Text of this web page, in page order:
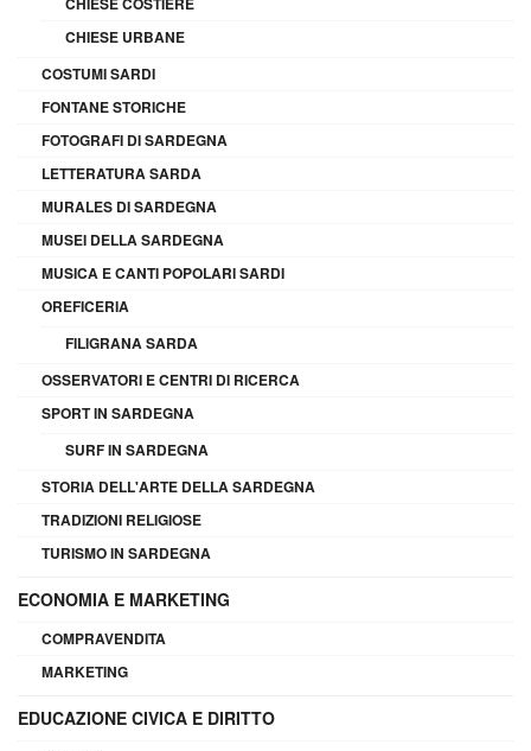
CHIESE URBANE
COSTUMI SARDI
FONTANE STORICHE
FOTOGRAFI DI SARDEGNA
LETTERATURA SARDA
MURALES DI SARDEGNA
MUSEI DELLA SARDEGNA
MUSICA E CANTI POPOLARI SARDI
OREFICERIA
FILIGRANA SARDA
OSSERVATORI E CENTRI DI RICERCA
SPORT IN SARDEGNA
SURF IN SARDEGNA
STORIA DELL'ARTE DELLA SARDEGNA
TRADIZIONI RELIGIOSE
TURISMO IN SARDEGNA
ECONOMIA E MARKETING
COMPRAVENDITA
MARKETING
EDUCAZIONE CIVICA E DIRITTO